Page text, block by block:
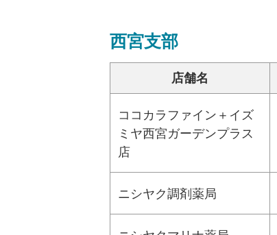
西宮支部
店舗名
ココカラファイン＋イズ
ミヤ西宮ガーデンプラス
店
ニシヤク調剤薬局